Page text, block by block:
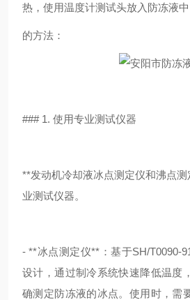
热，使用温度计测试头放入防冻液
的方法：
### 1. 使用专业测试仪器
**发动机冷却液冰点测定仪和沸点
业测试仪器。
- **冰点测定仪**：基于SH/T0090-
设计，通过制冷系统快速降低温度
确测定防冻液的冰点。使用时，需